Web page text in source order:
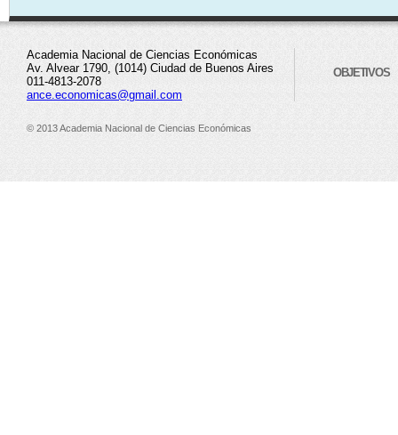
Academia Nacional de Ciencias Económicas
Av. Alvear 1790, (1014) Ciudad de Buenos Aires
011-4813-2078
ance.economicas@gmail.com
OBJETIVOS
© 2013 Academia Nacional de Ciencias Económicas